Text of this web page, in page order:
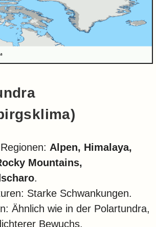
Alpen, Himalaya,
Mountains,
.
Starke Schwankungen.
Ähnlich wie in der Polartundra,
Bewuchs.